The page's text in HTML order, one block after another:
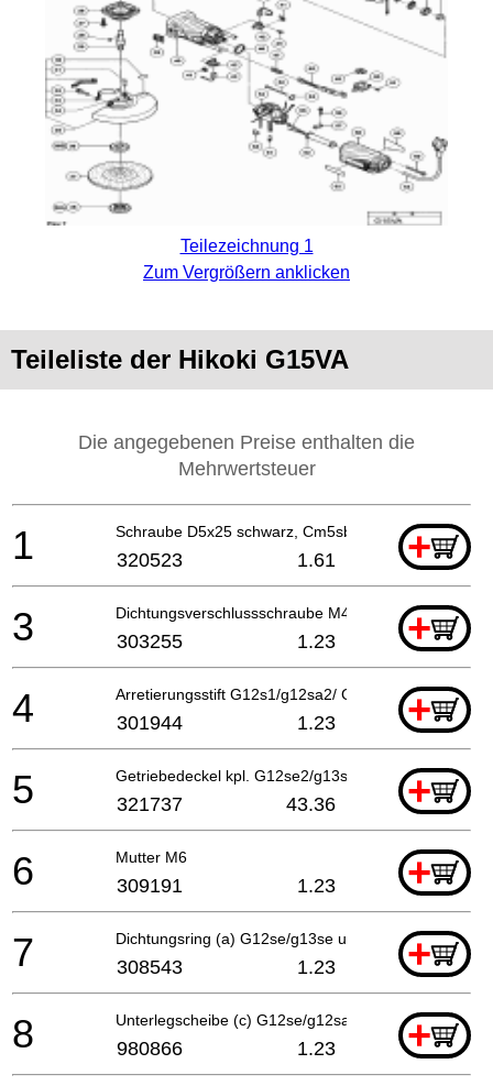
Teilezeichnung 1
Zum Vergrößern anklicken
Teileliste der Hikoki G15VA
Die angegebenen Preise enthalten die
Mehrwertsteuer
Schraube D5x25 schwarz, Cm5sb +
1 320523 1.61
Dichtungsverschlussschraube M4X10 +
3 303255 1.23
Arretierungsstift G12s1/g12sa2/ G13yb1/g13v/g13yd
+
4 301944 1.23
Getriebedeckel kpl. G12se2/g13se2, Cm5sb Includ.4
+
5 321737 43.36
Mutter M6 +
6 309191 1.23
Dichtungsring (a) G12se/g13se u.a G12sa2, Cm5sb
+
7 308543 1.23
Unterlegscheibe (c) G12se/g12sa2/ G13sb2/g13yc/g1
+
8 980866 1.23